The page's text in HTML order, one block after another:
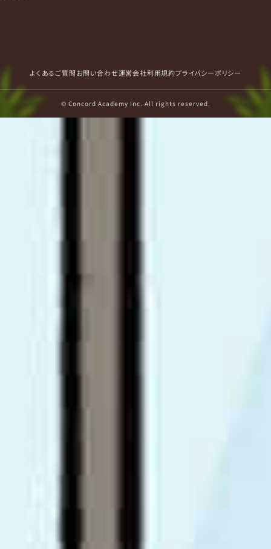
よくあるご質問お問い合わせ運営会社利用規約プライバシーポリシー
© Concord Academy Inc. All rights reserved.